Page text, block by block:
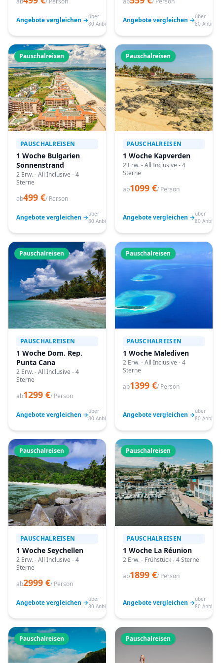
Angebote vergleichen →über
80 Anbieter
Angebote vergleichen →über
80
Pauschalreisen
PAUSCHALREISEN
1 Woche Bulgarien
Sonnenstrand
2 Erw. - All Inclusive - 4
Sterne
ab499 €/ Person
Angebote vergleichen →über
80 Anbieter
Pauschalreisen
PAUSCHALREISEN
1 Woche Kapverden
2 Erw. - All Inclusive - 4
Sterne
ab1099 €/ Person
Angebote vergleichen →über
80
Pauschalreisen
PAUSCHALREISEN
1 Woche Dom. Rep.
Punta Cana
2 Erw. - All Inclusive - 4
Sterne
ab1299 €/ Person
Angebote vergleichen →über
80 Anbieter
Pauschalreisen
PAUSCHALREISEN
1 Woche Malediven
2 Erw. - All Inclusive - 4
Sterne
ab1399 €/ Person
Angebote vergleichen →über
80
Pauschalreisen
PAUSCHALREISEN
1 Woche Seychellen
2 Erw. - All Inclusive - 4
Sterne
ab2999 €/ Person
Angebote vergleichen →über
80 Anbieter
Pauschalreisen
PAUSCHALREISEN
1 Woche La Réunion
2 Erw. - Frühstück - 4 Sterne
ab1899 €/ Person
Angebote vergleichen →über
80
Pauschalreisen Pauschalreisen